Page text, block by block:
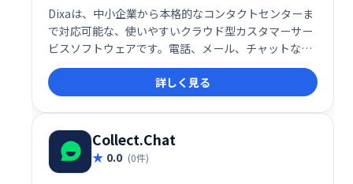
Dixaは、中小企業から本格的なコンタクトセンターま
で対応可能な、使いやすいクラウド型カスタマーサー
ビスソフトウェアです。電話、メール、チャットなど
マルチチャネルに対応し、リアルタイムでパーソナル
な顧客サポートを提供します。Webブラウザで動作
し、追加のソフトウェアインストールやIT専門家のサ
ポートは不要です。場所を選ばず、いつでもどこでも
アクセス可能です。
詳しく見る
Collect.Chat
0.0 (0件)